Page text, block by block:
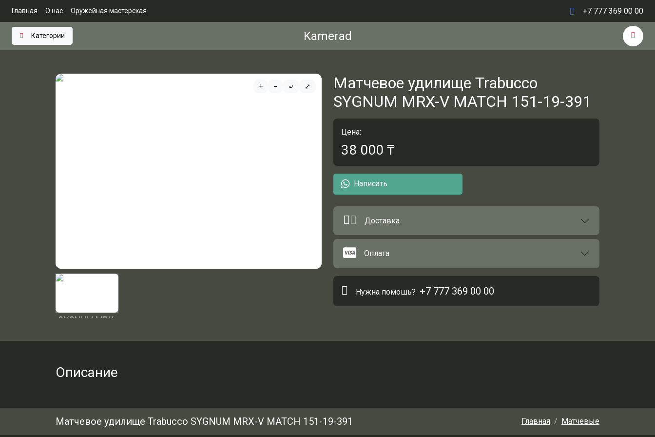
Главная О нас Оружейная мастерская +7 777 369 00 00
Категории Kamerad
+ − ⤾ ⤢
Матчевое удилище Trabucco
SYGNUM MRX-V MATCH 151-19-391
Цена:
38 000 ₸
Написать
Доставка
Оплата
Нужна помошь? +7 777 369 00 00
Описание
Матчевое удилище Trabucco SYGNUM MRX-V MATCH 151-19-391 Главная Матчевые